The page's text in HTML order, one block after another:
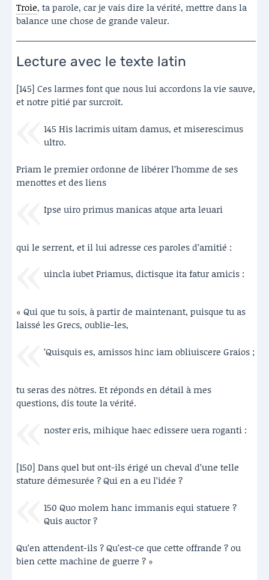
Troie, ta parole, car je vais dire la vérité, mettre dans la
balance une chose de grande valeur.
Lecture avec le texte latin
[145] Ces larmes font que nous lui accordons la vie sauve,
et notre pitié par surcroît.
145 His lacrimis uitam damus, et miserescimus
ultro.
Priam le premier ordonne de libérer l’homme de ses
menottes et des liens
Ipse uiro primus manicas atque arta leuari
qui le serrent, et il lui adresse ces paroles d’amitié :
uincla iubet Priamus, dictisque ita fatur amicis :
« Qui que tu sois, à partir de maintenant, puisque tu as
laissé les Grecs, oublie-les,
’Quisquis es, amissos hinc iam obliuiscere Graios ;
tu seras des nôtres. Et réponds en détail à mes
questions, dis toute la vérité.
noster eris, mihique haec edissere uera roganti :
[150] Dans quel but ont-ils érigé un cheval d’une telle
stature démesurée ? Qui en a eu l’idée ?
150 Quo molem hanc immanis equi statuere ?
Quis auctor ?
Qu’en attendent-ils ? Qu’est-ce que cette offrande ? ou
bien cette machine de guerre ? »